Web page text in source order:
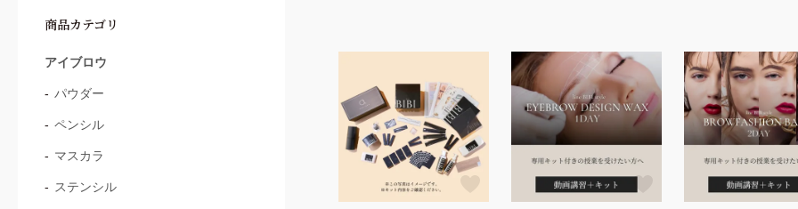
商品カテゴリ
アイブロウ
パウダー
ペンシル
マスカラ
ステンシル